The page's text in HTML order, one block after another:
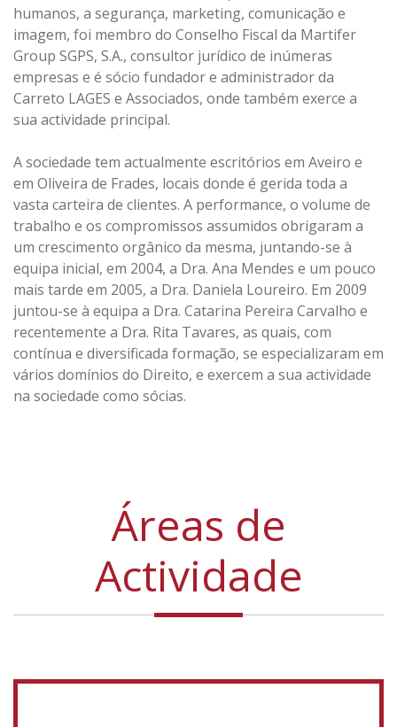
humanos, a segurança, marketing, comunicação e
imagem, foi membro do Conselho Fiscal da Martifer
Group SGPS, S.A., consultor jurídico de inúmeras
empresas e é sócio fundador e administrador da
Carreto LAGES e Associados, onde também exerce a
sua actividade principal.
A sociedade tem actualmente escritórios em Aveiro e
em Oliveira de Frades, locais donde é gerida toda a
vasta carteira de clientes. A performance, o volume de
trabalho e os compromissos assumidos obrigaram a
um crescimento orgânico da mesma, juntando-se à
equipa inicial, em 2004, a Dra. Ana Mendes e um pouco
mais tarde em 2005, a Dra. Daniela Loureiro. Em 2009
juntou-se à equipa a Dra. Catarina Pereira Carvalho e
recentemente a Dra. Rita Tavares, as quais, com
contínua e diversificada formação, se especializaram em
vários domínios do Direito, e exercem a sua actividade
na sociedade como sócias.
Áreas de
Actividade